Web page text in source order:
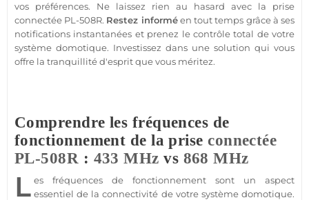
vos préférences. Ne laissez rien au hasard avec la prise
connectée PL-508R. Restez informéen tout temps grâce à ses
notifications instantanées et prenez le contrôle total de votre
système domotique. Investissez dans une solution qui vous
offre la tranquillité d'esprit que vous méritez.
Comprendre les fréquences de
fonctionnement de la priseconnectée
PL-508R : 433 MHz vs 868 MHz
L es fréquences de fonctionnement sont un aspect
essentiel de la connectivité de votre système domotique.